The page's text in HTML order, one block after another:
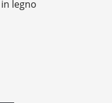
legno